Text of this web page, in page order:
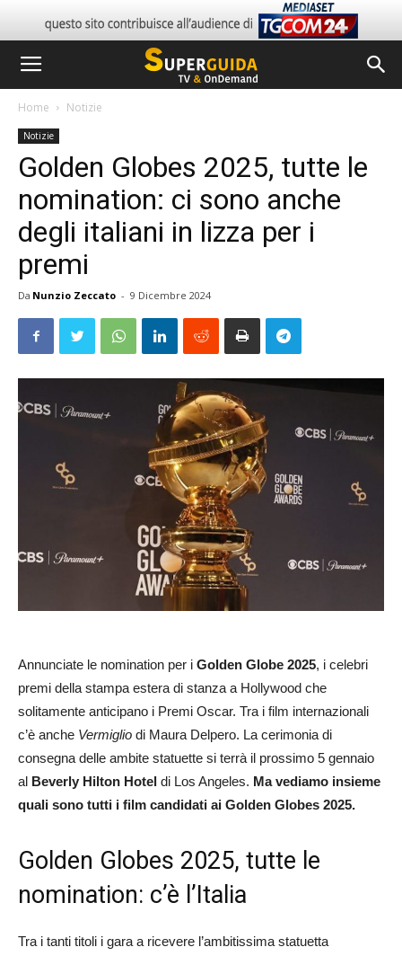
Home Notizie
Notizie
Golden Globes 2025, tutte le
nomination: ci sono anche
degli italiani in lizza per i
premi
Da Nunzio Zeccato - 9 Dicembre 2024
Annunciate le nomination per i Golden Globe 2025, i celebri
premi della stampa estera di stanza a Hollywood che
solitamente anticipano i Premi Oscar. Tra i film internazionali
c’è anche Vermiglio di Maura Delpero. La cerimonia di
consegna delle ambite statuette si terrà il prossimo 5 gennaio
al Beverly Hilton Hotel di Los Angeles. Ma vediamo insieme
quali sono tutti i film candidati ai Golden Globes 2025.
Golden Globes 2025, tutte le
nomination: c’è l’Italia
Tra i tanti titoli i gara a ricevere l’ambitissima statuetta